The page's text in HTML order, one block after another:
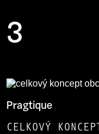
3
Pragtique
CELKOVÝ